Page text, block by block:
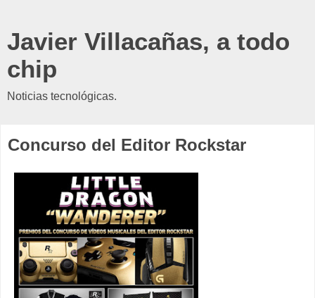
Javier Villacañas, a todo
chip
Noticias tecnológicas.
Concurso del Editor Rockstar